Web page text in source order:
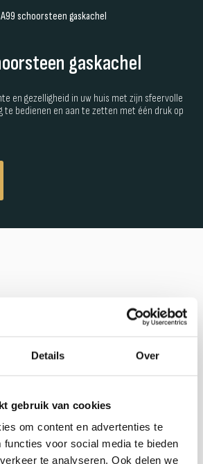
Details Over
gebruik van cookies
om content en advertenties te
functies voor social media te bieden
te analyseren. Ook delen we
schoorsteen gaskachel
gaskachel
en gezelligheid in uw huis met zijn sfeervolle
te bedienen en aan te zetten met één druk op
bij alle haarden en kachels, investeren wij liever in
We nemen de tijd om samen met jou de perfecte haard
je wilt)!
op